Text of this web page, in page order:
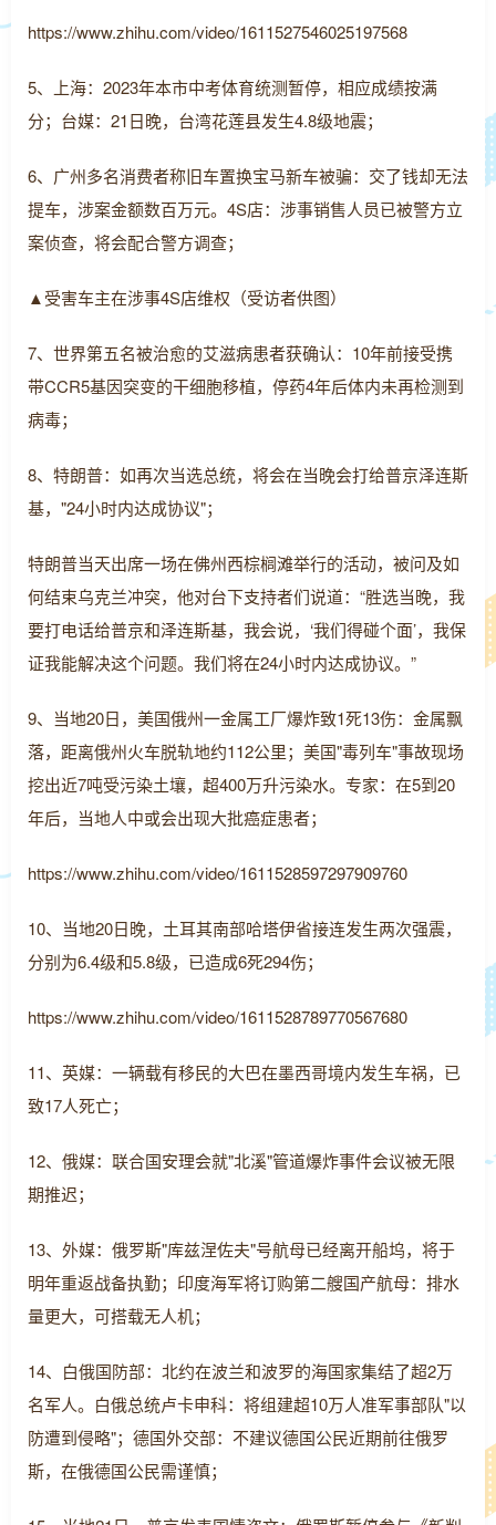
https://www.zhihu.com/video/1611527546025197568
5、上海：2023年本市中考体育统测暂停，相应成绩按满
分；台媒：21日晚，台湾花莲县发生4.8级地震；
6、广州多名消费者称旧车置换宝马新车被骗：交了钱却无法
提车，涉案金额数百万元。4S店：涉事销售人员已被警方立
案侦查，将会配合警方调查；
▲受害车主在涉事4S店维权（受访者供图）
7、世界第五名被治愈的艾滋病患者获确认：10年前接受携
带CCR5基因突变的干细胞移植，停药4年后体内未再检测到
病毒；
8、特朗普：如再次当选总统，将会在当晚会打给普京泽连斯
基，"24小时内达成协议"；
特朗普当天出席一场在佛州西棕榈滩举行的活动，被问及如
何结束乌克兰冲突，他对台下支持者们说道：“胜选当晚，我
要打电话给普京和泽连斯基，我会说，‘我们得碰个面’，我保
证我能解决这个问题。我们将在24小时内达成协议。”
9、当地20日，美国俄州一金属工厂爆炸致1死13伤：金属飘
落，距离俄州火车脱轨地约112公里；美国"毒列车"事故现场
挖出近7吨受污染土壤，超400万升污染水。专家：在5到20
年后，当地人中或会出现大批癌症患者；
https://www.zhihu.com/video/1611528597297909760
10、当地20日晚，土耳其南部哈塔伊省接连发生两次强震，
分别为6.4级和5.8级，已造成6死294伤；
https://www.zhihu.com/video/1611528789770567680
11、英媒：一辆载有移民的大巴在墨西哥境内发生车祸，已
致17人死亡；
12、俄媒：联合国安理会就"北溪"管道爆炸事件会议被无限
期推迟；
13、外媒：俄罗斯"库兹涅佐夫"号航母已经离开船坞，将于
明年重返战备执勤；印度海军将订购第二艘国产航母：排水
量更大，可搭载无人机；
14、白俄国防部：北约在波兰和波罗的海国家集结了超2万
名军人。白俄总统卢卡申科：将组建超10万人准军事部队"以
防遭到侵略"；德国外交部：不建议德国公民近期前往俄罗
斯，在俄德国公民需谨慎；